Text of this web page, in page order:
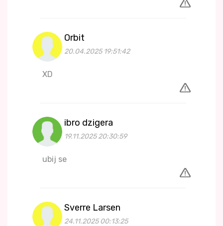
Orbit
20.04.2025 19:51:42
XD
ibro dzigera
19.11.2025 20:30:59
ubij se
Sverre Larsen
24.11.2025 00:13:25